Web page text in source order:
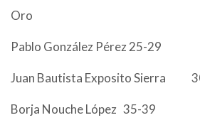
Oro
Pablo González Pérez 25-29
Juan Bautista Exposito Sierra
Borja Nouche López 35-39